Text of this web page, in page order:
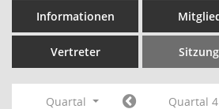
Informationen
Vertreter
Quartal Quartal 4